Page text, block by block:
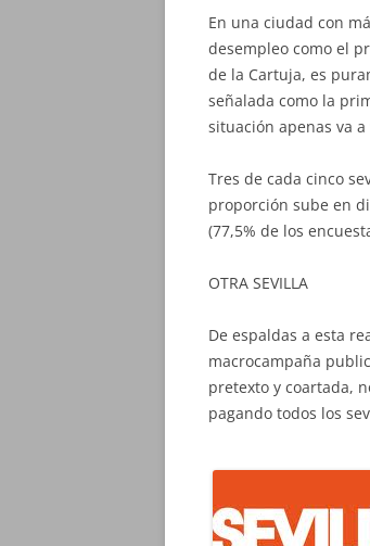
En una ciudad con
desempleo como el
de la Cartuja, es
señalada como la
situación apenas va
Tres de cada cinco
proporción sube en
(77,5% de los
OTRA SEVILLA
De espaldas a esta
macrocampaña
pretexto y coartada,
pagando todos los